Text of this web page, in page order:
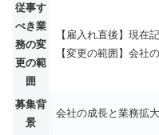
従事す
べき業
務の変
更の範
囲
【雇入れ直後】現在
【変更の範囲】会社
募集背
景
会社の成長と業務拡